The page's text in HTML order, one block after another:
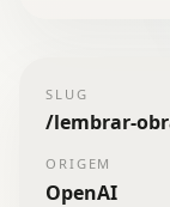
SLUG
/lembrar-
ORIGEM
OpenAI